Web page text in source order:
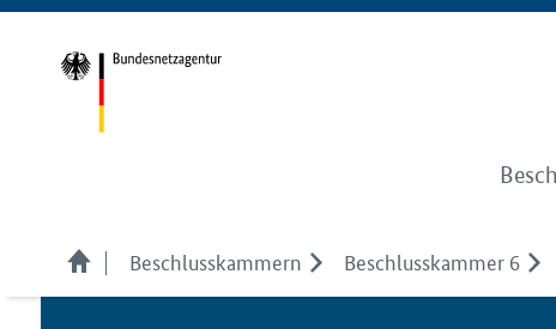
Beschlusskammern Beschlusskammer 6